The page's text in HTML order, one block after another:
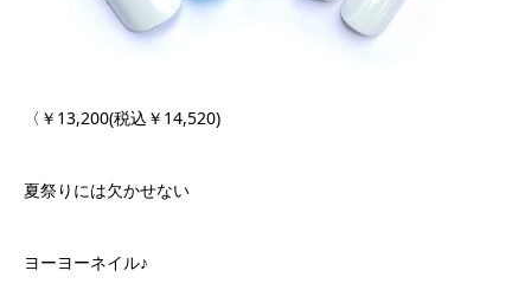
〈￥13,200(税込￥14,520)
夏祭りには欠かせない
ヨーヨーネイル♪